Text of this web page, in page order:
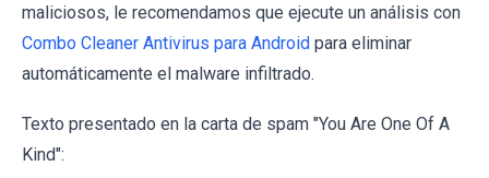
maliciosos, le recomendamos que ejecute un análisis con
Combo Cleaner Antivirus para Android para eliminar
automáticamente el malware infiltrado.
Texto presentado en la carta de spam "You Are One Of A
Kind":